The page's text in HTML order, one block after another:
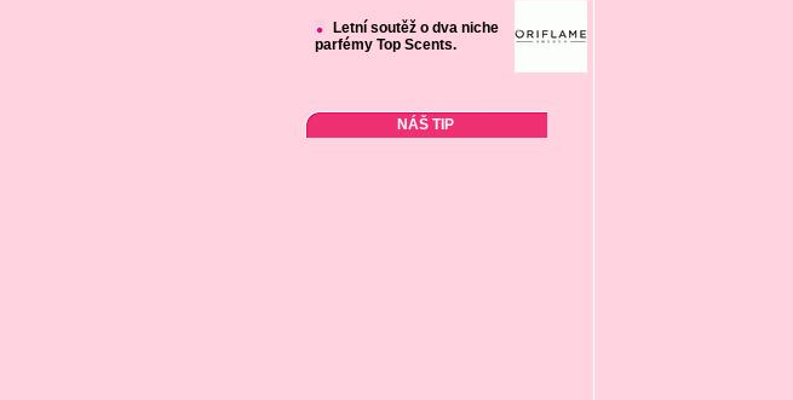
Letní soutěž o dva niche
parfémy Top Scents.
NÁŠ TIP